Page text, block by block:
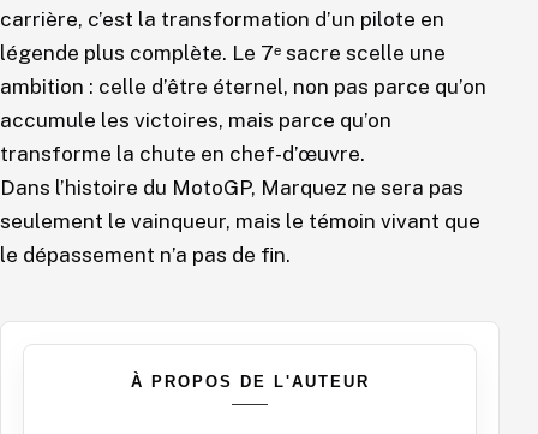
carrière, c’est la transformation d’un pilote en
légende plus complète. Le 7ᵉ sacre scelle une
ambition : celle d’être éternel, non pas parce qu’on
accumule les victoires, mais parce qu’on
transforme la chute en chef-d’œuvre.
Dans l’histoire du MotoGP, Marquez ne sera pas
seulement le vainqueur, mais le témoin vivant que
le dépassement n’a pas de fin.
À PROPOS DE L'AUTEUR